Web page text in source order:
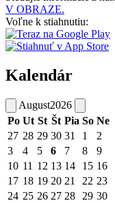
V OBRAZE.
Voľne k stiahnutiu:
Kalendár
August2026
Po Ut St Št Pia So Ne
27 28 29 30 31 1
2
3
4 5 6 7 8
9
10 11 12 13 14 15 16
17 18 19 20 21 22 23
24 25 26 27 28 29 30